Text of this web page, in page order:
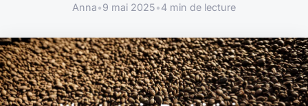
Anna•9 mai 2025•4 min de lecture